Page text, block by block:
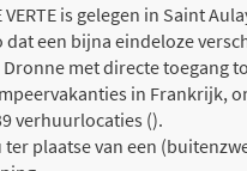
VERTE is gelegen in Saint
een bijna eindeloze
met directe toegang
in Frankrijk,
verhuurlocaties ().
plaatse van een